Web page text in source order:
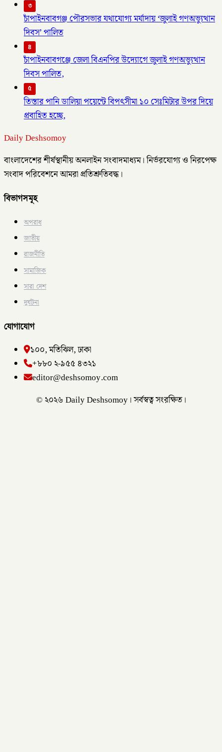
৩
চাঁপাইনবাবগঞ্জ পৌরসভার যথাযোগ্য মর্যাদায় ‘জুলাই গণঅভ্যুত্থান
দিবস’ পালিত
৪
চাঁপাইনবাবগঞ্জে জেলা বিএনপির উদ্যোগে জুলাই গণঅভ্যুত্থান
দিবস পালিত,
৫
তিস্তার পানি ডালিয়া পয়েন্টে বিপৎসীমা ১০ সেঃমিটার উপর দিয়ে
প্রবাহিত হচ্ছে,
Daily Deshsomoy
বাংলাদেশের শীর্ষস্থানীয় অনলাইন সংবাদমাধ্যম। নির্ভরযোগ্য ও নিরপেক্ষ
সংবাদ পরিবেশনে আমরা প্রতিশ্রুতিবদ্ধ।
বিভাগসমূহ
অপরাধ
জাতীয়
রাজনীতি
সামাজিক
সারা দেশ
দুর্ঘটনা
যোগাযোগ
১০০, মতিঝিল, ঢাকা
+৮৮০ ২-৯৫৫ ৪৩২১
editor@deshsomoy.com
© ২০২৬ Daily Deshsomoy। সর্বস্বত্ব সংরক্ষিত।